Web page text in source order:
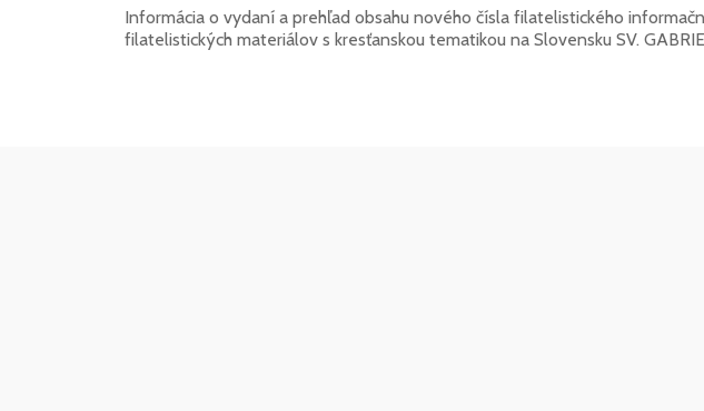
Informácia o vydaní a prehľad obsahu nového čísla filatelistického
filatelistických materiálov s kresťanskou tematikou na Slovensku SV.